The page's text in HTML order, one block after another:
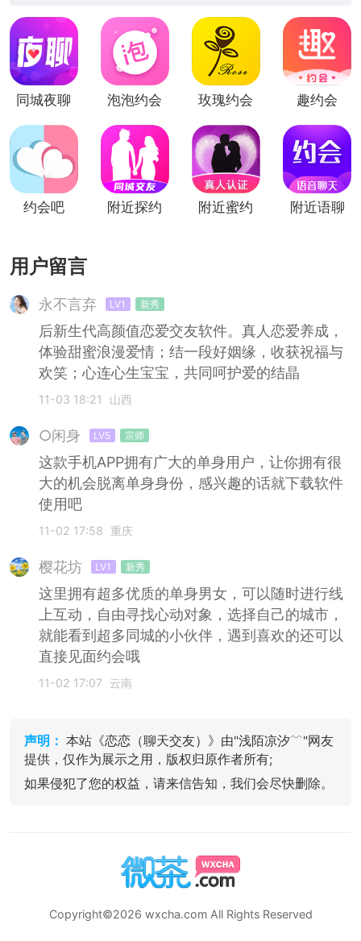
同城夜聊
会）
泡泡约会 玫瑰约会 趣约会
约会吧
附近探约
附近蜜约
附近语聊
用户留言
永不言弃 LV1 新秀
后新生代高颜值恋爱交友软件。真人恋爱养成，
体验甜蜜浪漫爱情；结一段好姻缘，收获祝福与
欢笑；心连心生宝宝，共同呵护爱的结晶
11-03 18:21 山西
○闲身 LV5 宗师
这款手机APP拥有广大的单身用户，让你拥有很
大的机会脱离单身身份，感兴趣的话就下载软件
使用吧
11-02 17:58 重庆
樱花坊 LV1 新秀
这里拥有超多优质的单身男女，可以随时进行线
上互动，自由寻找心动对象，选择自己的城市，
就能看到超多同城的小伙伴，遇到喜欢的还可以
直接见面约会哦
11-02 17:07 云南
声明： 本站《恋恋（聊天交友）》由"浅陌凉汐﹋"网友
提供，仅作为展示之用，版权归原作者所有;
如果侵犯了您的权益，请来信告知，我们会尽快删除。
Copyright©2026 wxcha.com All Rights Reserved